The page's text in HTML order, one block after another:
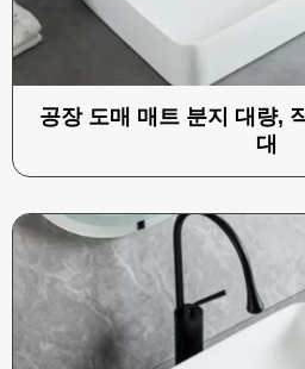
공장 도매 매트 분지 대량,
대